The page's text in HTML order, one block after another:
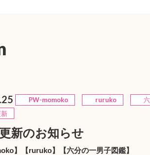
PW-momoko ruruko
六
新のお知らせ
】【ruruko】【六分の一男子図鑑】